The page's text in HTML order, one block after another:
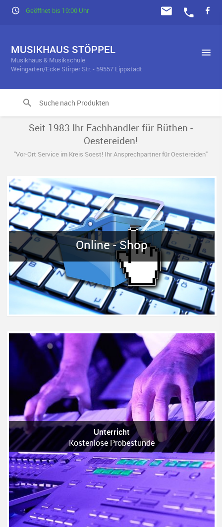
Geöffnet bis 19:00 Uhr
MUSIKHAUS STÖPPEL
Musikhaus & Musikschule
Weingarten/Ecke Stirper Str. - 59557 Lippstadt
Seit 1983 Ihr Fachhändler für Rüthen -
Oestereiden!
"Vor-Ort Service im Kreis Soest! Ihr Ansprechpartner für Oestereiden"
Online - Shop
Unterricht
Kostenlose Probestunde